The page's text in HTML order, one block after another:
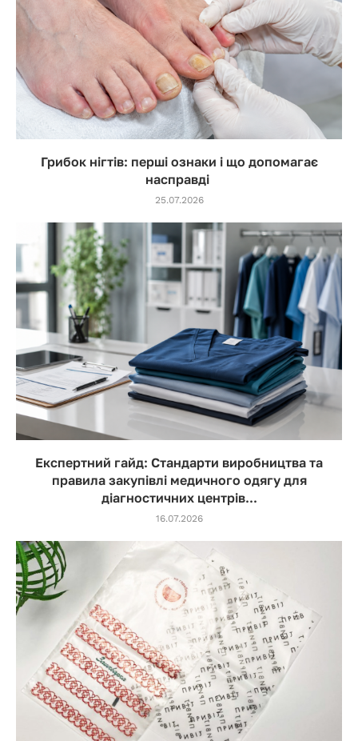
Грибок нігтів: перші ознаки і що допомагає
насправді
25.07.2026
Експертний гайд: Стандарти виробництва та
правила закупівлі медичного одягу для
діагностичних центрів...
16.07.2026